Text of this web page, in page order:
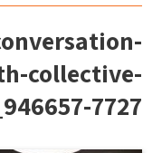
collective-
7727